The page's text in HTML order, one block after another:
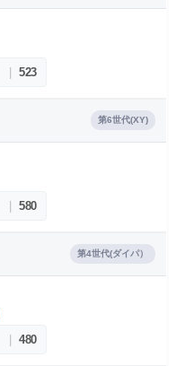
| 523
第6世代(XY)
| 580
第4世代(ダイパ）
| 480